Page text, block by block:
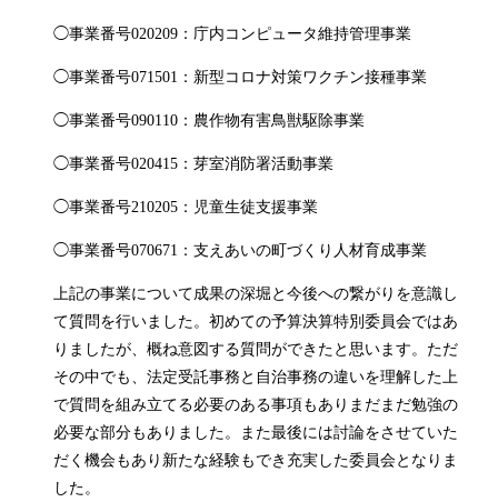
◯事業番号020209：庁内コンピュータ維持管理事業
◯事業番号071501：新型コロナ対策ワクチン接種事業
◯事業番号090110：農作物有害鳥獣駆除事業
◯事業番号020415：芽室消防署活動事業
◯事業番号210205：児童生徒支援事業
◯事業番号070671：支えあいの町づくり人材育成事業
上記の事業について成果の深堀と今後への繋がりを意識し
て質問を行いました。初めての予算決算特別委員会ではあ
りましたが、概ね意図する質問ができたと思います。ただ
その中でも、法定受託事務と自治事務の違いを理解した上
で質問を組み立てる必要のある事項もありまだまだ勉強の
必要な部分もありました。また最後には討論をさせていた
だく機会もあり新たな経験もでき充実した委員会となりま
した。